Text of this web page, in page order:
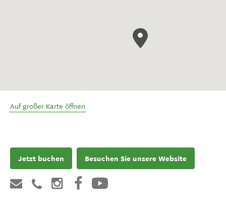
Auf großer Karte öffnen
Jetzt buchen Besuchen Sie unsere Website